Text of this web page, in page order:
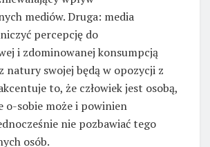
mediów. Druga: media
percepcję do
i zdominowanej konsumpcją
natury swojej będą w opozycji z
to, że człowiek jest osobą,
o-sobie może i powinien
nie pozbawiać tego
osób.